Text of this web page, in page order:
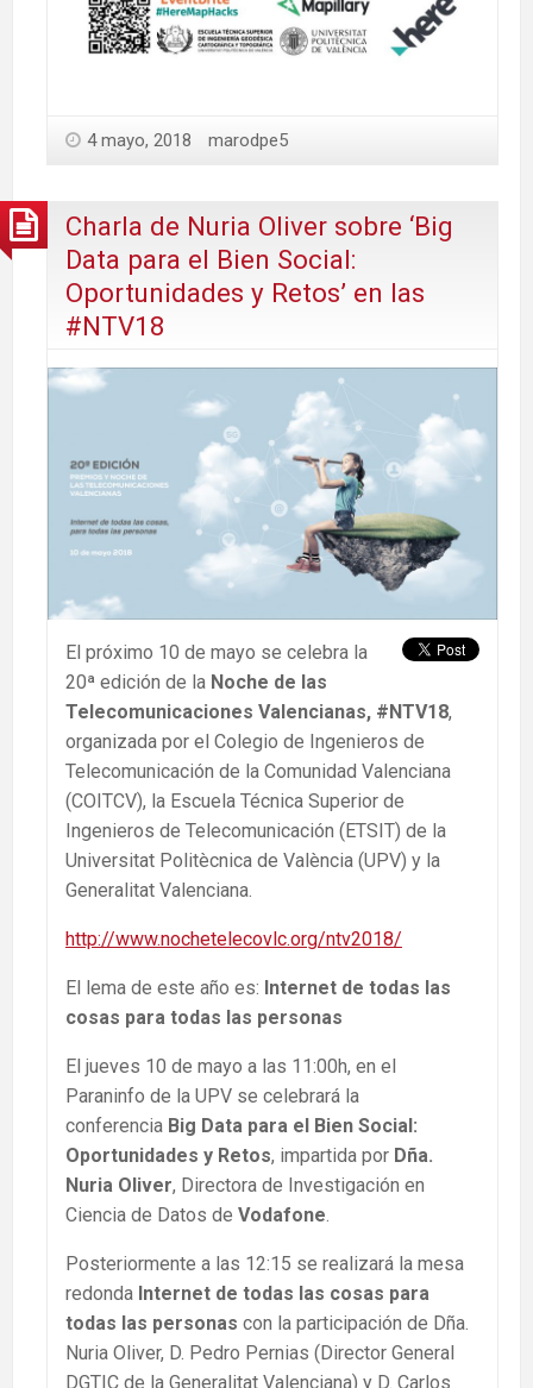
4 mayo, 2018 marodpe5
Charla de Nuria Oliver sobre ‘Big
Data para el Bien Social:
Oportunidades y Retos’ en las
#NTV18
El próximo 10 de mayo se celebra la
20ª edición de la Noche de las
Telecomunicaciones Valencianas, #NTV18,
organizada por el Colegio de Ingenieros de
Telecomunicación de la Comunidad Valenciana
(COITCV), la Escuela Técnica Superior de
Ingenieros de Telecomunicación (ETSIT) de la
Universitat Politècnica de València (UPV) y la
Generalitat Valenciana.
http://www.nochetelecovlc.org/ntv2018/
El lema de este año es: Internet de todas las
cosas para todas las personas
El jueves 10 de mayo a las 11:00h, en el
Paraninfo de la UPV se celebrará la
conferencia Big Data para el Bien Social:
Oportunidades y Retos, impartida por Dña.
Nuria Oliver, Directora de Investigación en
Ciencia de Datos de Vodafone.
Posteriormente a las 12:15 se realizará la mesa
redonda Internet de todas las cosas para
todas las personas con la participación de Dña.
Nuria Oliver, D. Pedro Pernias (Director General
DGTIC de la Generalitat Valenciana) y D. Carlos